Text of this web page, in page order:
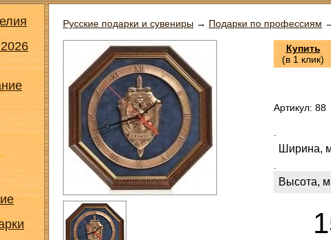
Русские подарки и сувениры → Подарки по профессиям
Купить
(в 1 клик)
Артикул: 88
Ширина,
Высота,